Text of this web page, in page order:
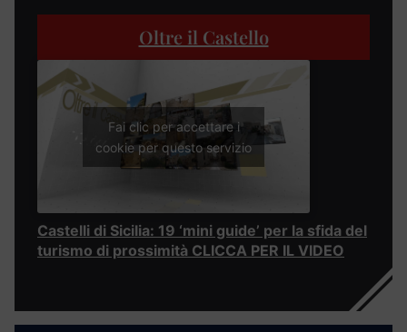
Oltre il Castello
Fai clic per accettare i
cookie per questo servizio
Castelli di Sicilia: 19 ‘mini guide’ per la sfida del
turismo di prossimità CLICCA PER IL VIDEO